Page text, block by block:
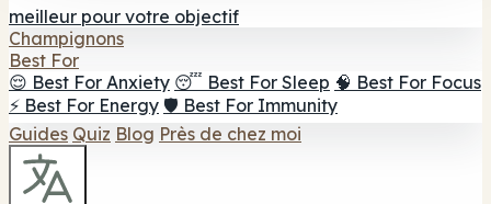
meilleur pour votre objectif
Champignons
Best For
😌 Best For Anxiety 😴 Best For Sleep 🧠 Best For Focus
⚡ Best For Energy 🛡️ Best For Immunity
Guides Quiz Blog Près de chez moi